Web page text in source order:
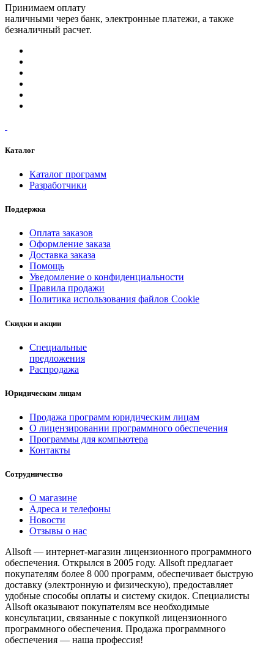
Принимаем оплату
наличными через банк, электронные платежи, а также
безналичный расчет.
Каталог
Каталог программ
Разработчики
Поддержка
Оплата заказов
Оформление заказа
Доставка заказа
Помощь
Уведомление о конфиденциальности
Правила продажи
Политика использования файлов Cookie
Скидки и акции
Специальные
предложения
Распродажа
Юридическим лицам
Продажа программ юридическим лицам
О лицензировании программного обеспечения
Программы для компьютера
Контакты
Сотрудничество
О магазине
Адреса и телефоны
Новости
Отзывы о нас
Allsoft — интернет-магазин лицензионного программного
обеспечения. Открылся в 2005 году. Allsoft предлагает
покупателям более 8 000 программ, обеспечивает быструю
доставку (электронную и физическую), предоставляет
удобные способы оплаты и систему скидок. Специалисты
Allsoft оказывают покупателям все необходимые
консультации, связанные с покупкой лицензионного
программного обеспечения. Продажа программного
обеспечения — наша профессия!